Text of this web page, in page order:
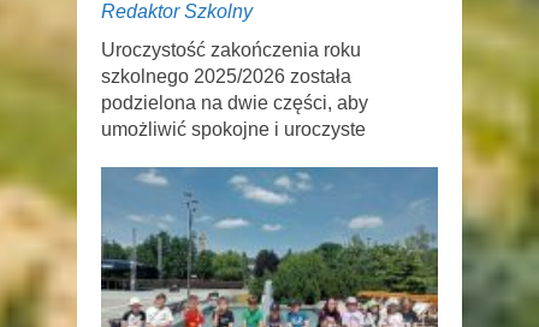
Redaktor Szkolny
Uroczystość zakończenia roku
szkolnego 2025/2026 została
podzielona na dwie części, aby
umożliwić spokojne i uroczyste